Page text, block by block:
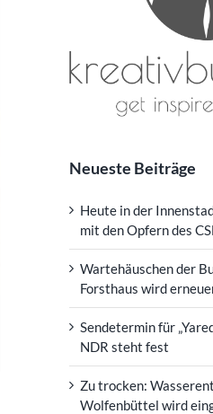
Neueste Beiträge
Heute in der
mit den Opfern des
Wartehäuschen der
Forsthaus wird
Sendetermin für
NDR steht fest
Zu trocken:
Wolfenbüttel wird